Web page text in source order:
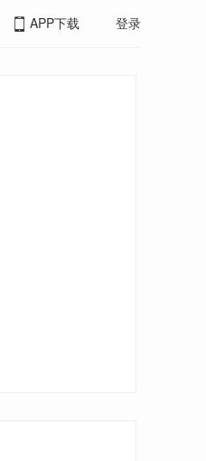
APP下载 登录